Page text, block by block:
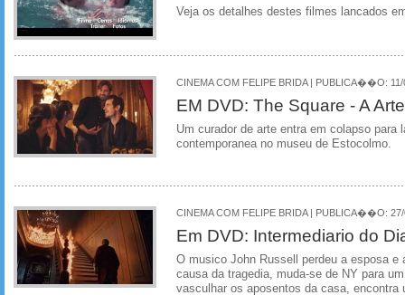
Veja os detalhes destes filmes lancados
CINEMA COM FELIPE BRIDA | PUBLICA��O:
EM DVD: The Square - A
Um curador de arte entra em colapso para
contemporanea no museu de Estocolmo.
CINEMA COM FELIPE BRIDA | PUBLICA��O:
Em DVD: Intermediario do
O musico John Russell perdeu a esposa e
causa da tragedia, muda-se de NY para
vasculhar os aposentos da casa, encontra